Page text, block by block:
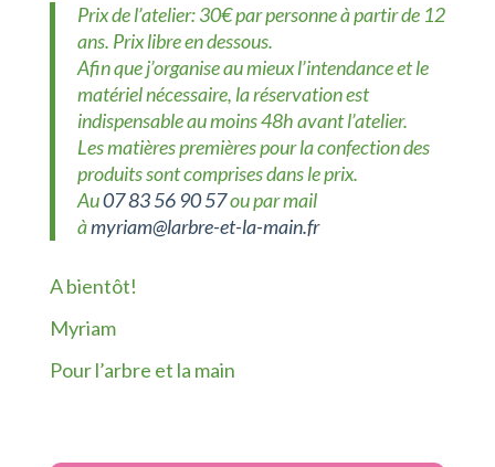
Prix de l’atelier: 30€ par personne à partir de 12
ans. Prix libre en dessous.
Afin que j’organise au mieux l’intendance et le
matériel nécessaire, la réservation est
indispensable au moins 48h avant l’atelier.
Les matières premières pour la confection des
produits sont comprises dans le prix.
Au07 83 56 90 57ou par mail
àmyriam@larbre-et-la-main.fr
A bientôt!
Myriam
Pour l’arbre et la main